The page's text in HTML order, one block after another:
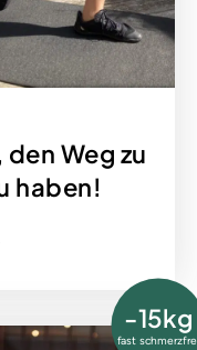
Weg zu
haben!
-15kg
fast